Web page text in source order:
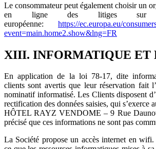
Le consommateur peut également choisir un
en ligne des litiges sur
européenne: https://ec.europa.eu/
event=main.home2.show&lng=FR
XIII. INFORMATIQUE ET
En application de la loi 78-17, dite
clients sont avertis que leur réservation fait
nominatif informatisé. Les Clients disposent
rectification des données saisies, qui s’exerce
HÔTEL RAYZ VENDOME – 9 Rue
précisé que ces informations ne sont pas
La Société propose un accès internet en